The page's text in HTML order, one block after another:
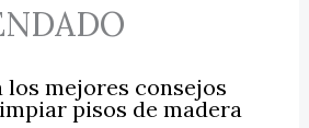
los mejores consejos
pisos de madera